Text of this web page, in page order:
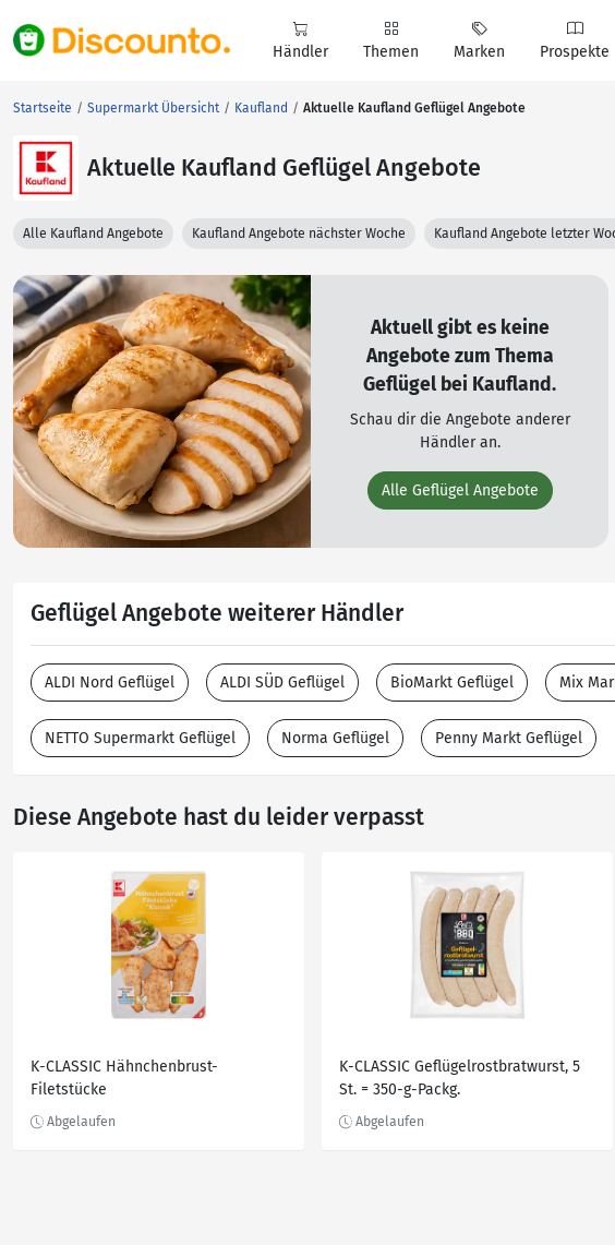
Händler Themen Marken Prospekte
Startseite Supermarkt Übersicht Kaufland Aktuelle Kaufland Geflügel Angebote
Aktuelle Kaufland Geflügel Angebote
Alle Kaufland Angebote Kaufland Angebote nächster Woche Kaufland Angebote letzter
Aktuell gibt es keine
Angebote zum Thema
Geflügel bei Kaufland.
Schau dir die Angebote anderer
Händler an.
Alle Geflügel Angebote
Geflügel Angebote weiterer Händler
ALDI Nord Geflügel ALDI SÜD Geflügel BioMarkt Geflügel Mix
NETTO Supermarkt Geflügel Norma Geflügel Penny Markt Geflügel
Diese Angebote hast du leider verpasst
K-CLASSIC Hähnchenbrust-
Filetstücke
K-CLASSIC Geflügelrostbratwurst, 5
St. = 350-g-Packg.